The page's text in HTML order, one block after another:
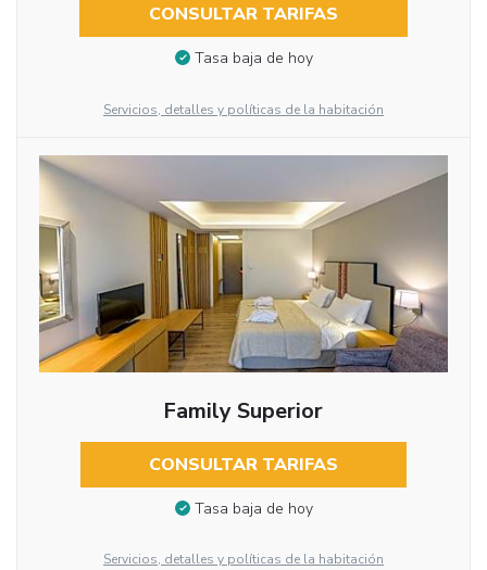
CONSULTAR TARIFAS
Tasa baja de hoy
Servicios, detalles y políticas de la habitación
Family Superior
CONSULTAR TARIFAS
Tasa baja de hoy
Servicios, detalles y políticas de la habitación